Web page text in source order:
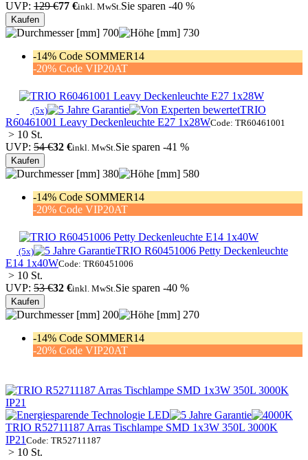
UVP: 129 €77 €inkl. MwSt.Sie sparen -40 %
Kaufen
700
730
-14% Code SOMMER14
-20% Code VIP20AT
(5x)
TRIO
R60461001 Leavy Deckenleuchte E27 1x28WCode: TR60461001
> 10 St.
UVP: 54 €32 €inkl. MwSt.Sie sparen -41 %
Kaufen
380
580
-14% Code SOMMER14
-20% Code VIP20AT
(5x)
TRIO R60451006 Petty Deckenleuchte
E14 1x40WCode: TR60451006
> 10 St.
UVP: 53 €32 €inkl. MwSt.Sie sparen -40 %
Kaufen
200
270
-14% Code SOMMER14
-20% Code VIP20AT
TRIO R52711187 Arras Tischlampe SMD 1x3W 350L 3000K
IP21 Code: TR52711187
> 10 St.